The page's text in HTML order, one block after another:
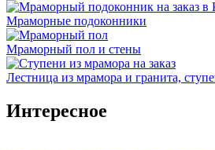
Мраморные подоконники
Мраморный пол и стены
Лестница из мрамора и гранита,
Интересное